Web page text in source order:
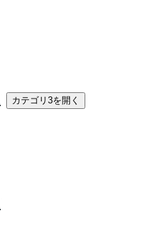
カテゴリ3を開く